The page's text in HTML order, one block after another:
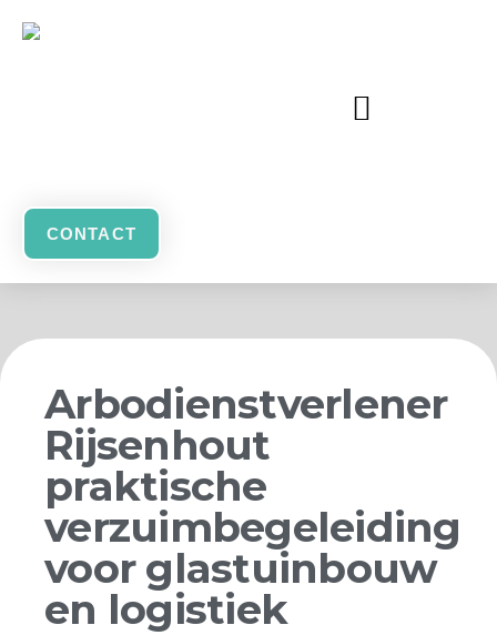
CONTACT
Arbodienstverlener
Rijsenhout
praktische
verzuimbegeleiding
voor glastuinbouw
en logistiek